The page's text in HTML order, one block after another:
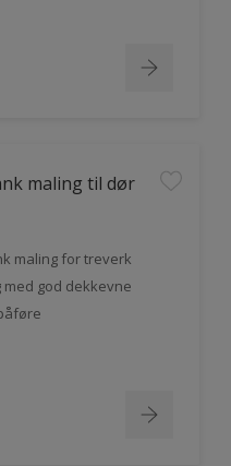
maling til dør
maling for treverk
med god dekkevne